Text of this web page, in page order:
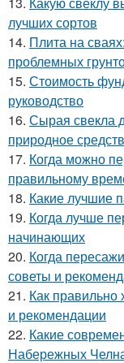
лучших сортов
14. Плита на
проблемных
15. Стоимость
руководство
16. Сырая свекла
природное
17. Когда можно
правильному
18. Какие лучшие
19. Когда лучше
начинающих
20. Когда
советы и
21. Как правильно
и рекомендации
22. Какие
Набережных